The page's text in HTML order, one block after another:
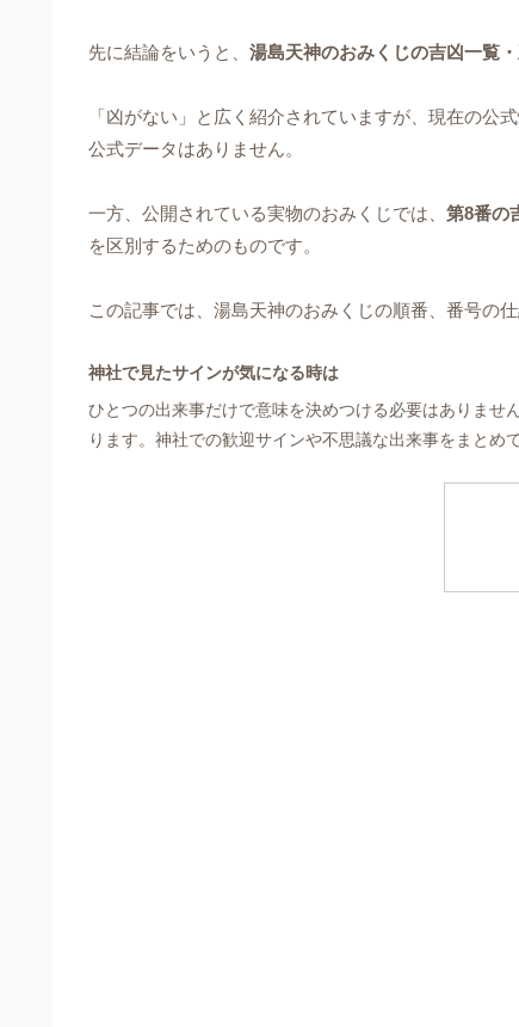
先に結論をいうと、 湯島天神のおみくじの吉凶一覧
「凶がない」と広く紹介されていますが、現在の公
公式データはありません。
一方、公開されている実物のおみくじでは、 第8番の
を区別するためのものです。
この記事では、湯島天神のおみくじの順番、番号の
神社で見たサインが気になる時は
ひとつの出来事だけで意味を決めつける必要はありませ
ります。神社での歓迎サインや不思議な出来事をまとめ